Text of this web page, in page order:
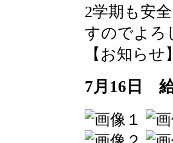
2学期も安
すのでよろ
【お知らせ
7月16日